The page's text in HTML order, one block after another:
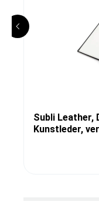
Subli Leather,
Kunstleder,